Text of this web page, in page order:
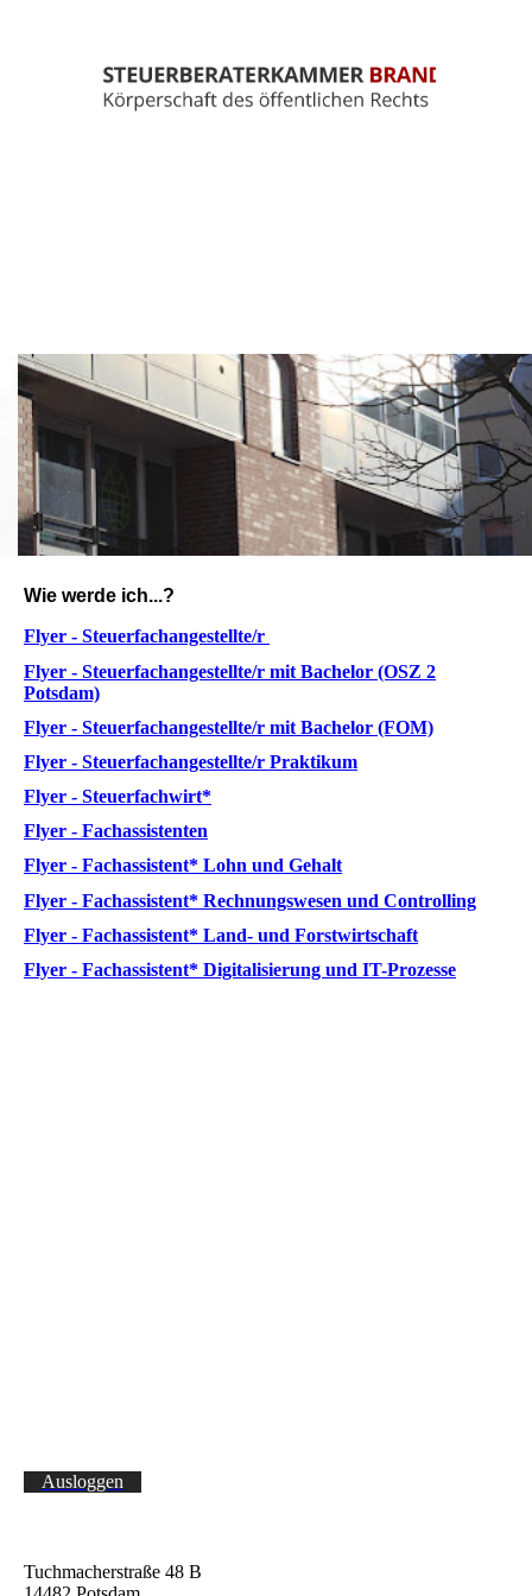
Wie werde ich...?
Flyer - Steuerfachangestellte/r
Flyer - Steuerfachangestellte/r mit Bachelor (OSZ 2
Potsdam)
Flyer - Steuerfachangestellte/r mit Bachelor (FOM)
Flyer - Steuerfachangestellte/r Praktikum
Flyer - Steuerfachwirt*
Flyer - Fachassistenten
Flyer - Fachassistent* Lohn und Gehalt
Flyer - Fachassistent* Rechnungswesen und Controlling
Flyer - Fachassistent* Land- und Forstwirtschaft
Flyer - Fachassistent* Digitalisierung und IT-Prozesse
Ausloggen
Tuchmacherstraße 48 B